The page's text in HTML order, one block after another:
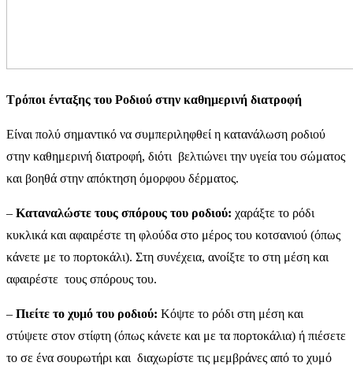
Τρόποι ένταξης του Ροδιού στην καθημερινή διατροφή
Είναι πολύ σημαντικό να συμπεριληφθεί η κατανάλωση ροδιού
στην καθημερινή διατροφή, διότι βελτιώνει την υγεία του σώματος
και βοηθά στην απόκτηση όμορφου δέρματος.
– Καταναλώστε τους σπόρους του ροδιού: χαράξτε το ρόδι
κυκλικά και αφαιρέστε τη φλούδα στο μέρος του κοτσανιού (όπως
κάνετε με το πορτοκάλι). Στη συνέχεια, ανοίξτε το στη μέση και
αφαιρέστε τους σπόρους του.
– Πιείτε το χυμό του ροδιού: Κόψτε το ρόδι στη μέση και
στύψετε στον στίφτη (όπως κάνετε και με τα πορτοκάλια) ή πιέσετε
το σε ένα σουρωτήρι και διαχωρίστε τις μεμβράνες από το χυμό